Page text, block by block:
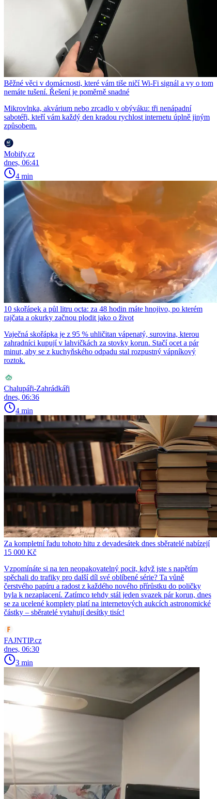
Běžné věci v domácnosti, které vám tiše ničí Wi-Fi signál a vy o tom
nemáte tušení. Řešení je poměrně snadné
Mikrovlnka, akvárium nebo zrcadlo v obýváku: tři nenápadní
sabotéři, kteří vám každý den kradou rychlost internetu úplně jiným
způsobem.
Mobify.cz
dnes, 06:41
4 min
10 skořápek a půl litru octa: za 48 hodin máte hnojivo, po kterém
rajčata a okurky začnou plodit jako o život
Vaječná skořápka je z 95 % uhličitan vápenatý, surovina, kterou
zahradníci kupují v lahvičkách za stovky korun. Stačí ocet a pár
minut, aby se z kuchyňského odpadu stal rozpustný vápníkový
roztok.
Chalupáři-Zahrádkáři
dnes, 06:36
4 min
Za kompletní řadu tohoto hitu z devadesátek dnes sběratelé nabízejí
15 000 Kč
Vzpomínáte si na ten neopakovatelný pocit, když jste s napětím
spěchali do trafiky pro další díl své oblíbené série? Ta vůně
čerstvého papíru a radost z každého nového přírůstku do poličky
byla k nezaplacení. Zatímco tehdy stál jeden svazek pár korun, dnes
se za ucelené komplety platí na internetových aukcích astronomické
částky – sběratelé vytahují desítky tisíc!
FAJNTIP.cz
dnes, 06:30
3 min